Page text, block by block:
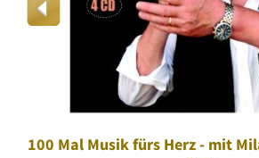
100 Mal Musik fürs Herz - mit